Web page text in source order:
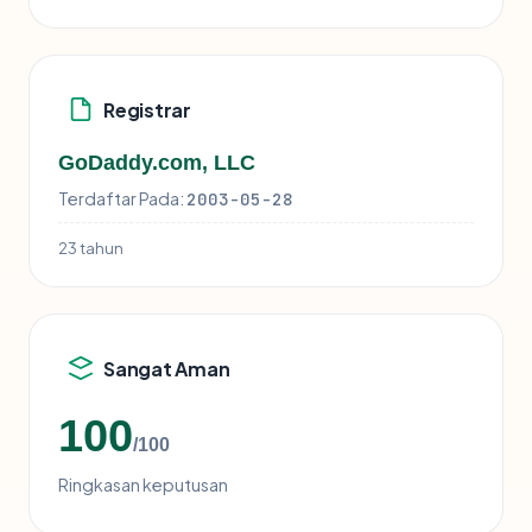
Registrar
GoDaddy.com, LLC
Terdaftar Pada: 2003-05-28
23 tahun
Sangat Aman
100/100
Ringkasan keputusan